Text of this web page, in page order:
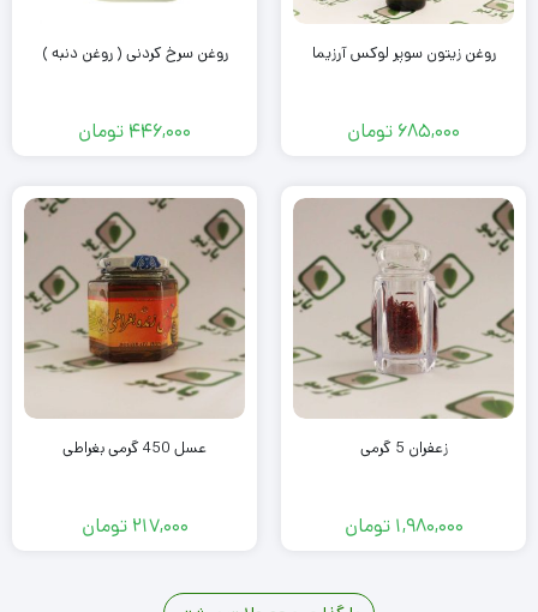
روغن زیتون سوپر لوکس آرزیما
685,000 تومان
روغن سرخ کردنی ( روغن دنبه )
446,000 تومان
زعفران 5 گرمی
1,980,000 تومان
عسل 450 گرمی بغراطی
217,000 تومان